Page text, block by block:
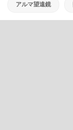
アルマ望遠鏡